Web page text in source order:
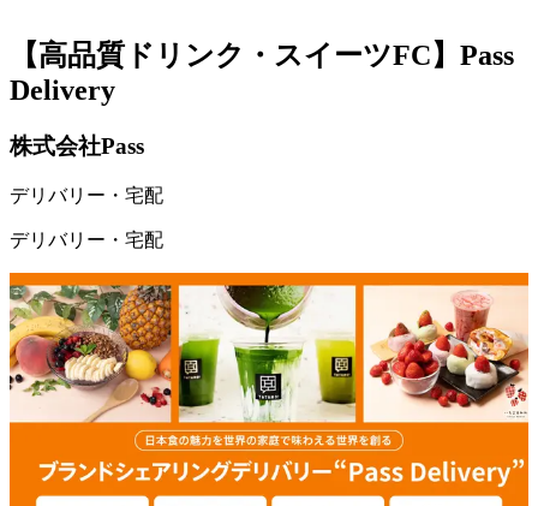
【高品質ドリンク・スイーツFC】Pass
Delivery
株式会社Pass
デリバリー・宅配
デリバリー・宅配